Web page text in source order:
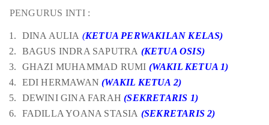
PENGURUS INTI :
DINA AULIA (KETUA PERWAKILAN KELAS)
BAGUS INDRA SAPUTRA (KETUA OSIS)
GHAZI MUHAMMAD RUMI (WAKIL KETUA 1)
EDI HERMAWAN(WAKIL KETUA 2)
DEWINI GINA FARAH(SEKRETARIS 1)
FADILLA YOANA STASIA (SEKRETARIS 2)